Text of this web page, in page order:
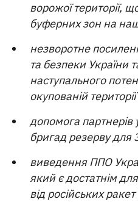
ворожої території,
буферних зон на
незворотне
та безпеки України
наступального
окупованій
допомога партнерів
бригад резерву для
виведення ППО
який є достатнім
від російських ракет